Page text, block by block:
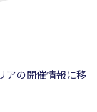
アの開催情報に移